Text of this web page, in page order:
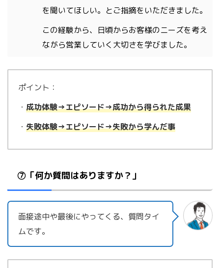
を聞いてほしい。とご指摘をいただきました。
この経験から、日頃からお客様のニーズを考え
ながら営業していく大切さを学びました。
ポイント：
・ 成功体験→エピソード→成功から得られた成果
・ 失敗体験→エピソード→失敗から学んだ事
⑦「何か質問はありますか？」
面接途中や最後にやってくる、質問タイ
ムです。